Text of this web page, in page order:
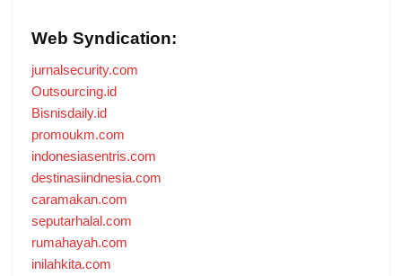
Web Syndication:
jurnalsecurity.com
Outsourcing.id
Bisnisdaily.id
promoukm.com
indonesiasentris.com
destinasiindnesia.com
caramakan.com
seputarhalal.com
rumahayah.com
inilahkita.com